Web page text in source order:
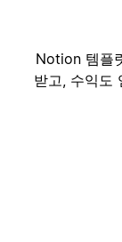
Notion 템플
받고, 수익도